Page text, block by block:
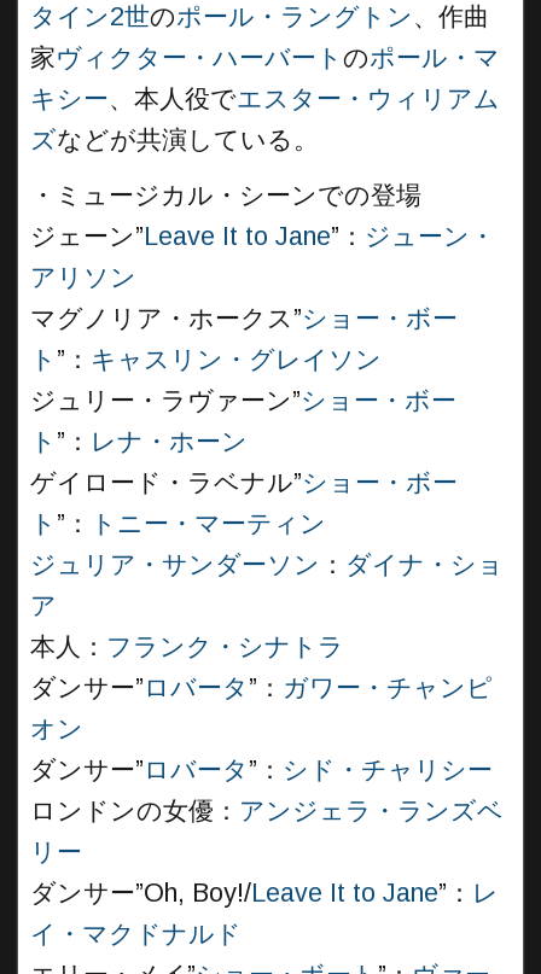
タイン2世のポール・ラングトン 、作曲
家ヴィクター・ハーバート のポール・マ
キシー、本人役でエスター・ウィリアム
ズなどが共演している。
・ミュージカル・シーンでの登場
ジェーン”Leave It to Jane”： ジューン・
アリソン
マグノリア・ホークス”ショー・ボー
ト ”： キャスリン・グレイソン
ジュリー・ラヴァーン”ショー・ボー
ト ”： レナ・ホーン
ゲイロード・ラベナル”ショー・ボー
ト ”：
トニー・マーティン
ジュリア・サンダーソン ： ダイナ・ショ
ア
本人： フランク・シナトラ
ダンサー” ロバータ ”： ガワー・チャンピ
オン
ダンサー” ロバータ ”： シド・チャリシー
ロンドンの女優： アンジェラ・ランズベ
リー
ダンサー”Oh, Boy!/Leave It to Jane”： レ
イ・マクドナルド